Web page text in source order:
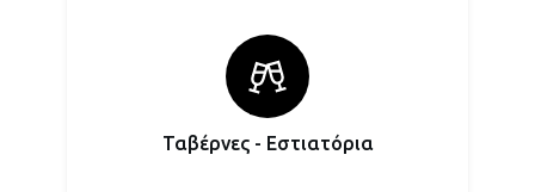
Ταβέρνες - Εστιατόρια